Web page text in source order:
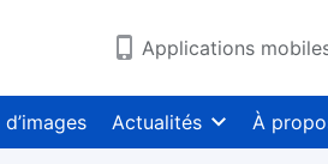
Applications
Actualités À
entièrement
(Extrait)